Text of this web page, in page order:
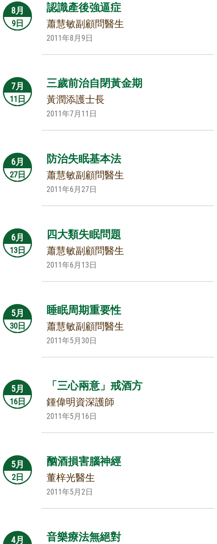
8月
9日
認識產後強逼症
蕭慧敏副顧問醫生
2011年8月9日
7月
11日
三歲前治自閉黃金期
黃潤添護士長
2011年7月11日
6月
27日
防治失眠基本法
蕭慧敏副顧問醫生
2011年6月27日
6月
13日
四大類失眠問題
蕭慧敏副顧問醫生
2011年6月13日
5月
30日
睡眠周期重要性
蕭慧敏副顧問醫生
2011年5月30日
5月
16日
「三心兩意」戒酒方
鍾偉明資深護師
2011年5月16日
5月
2日
酗酒損害腦神經
董梓光醫生
2011年5月2日
4月 音樂療法無絕對